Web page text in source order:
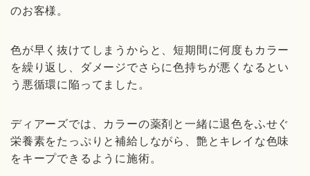
のお客様。
色が早く抜けてしまうからと、短期間に何度もカラー
を繰り返し、ダメージでさらに色持ちが悪くなるとい
う悪循環に陥ってました。
ディアーズでは、カラーの薬剤と一緒に退色をふせぐ
栄養素をたっぷりと補給しながら、艶とキレイな色味
をキープできるように施術。